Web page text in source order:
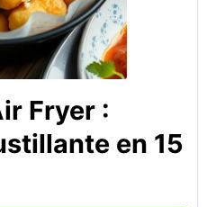
Fryer :
en 15